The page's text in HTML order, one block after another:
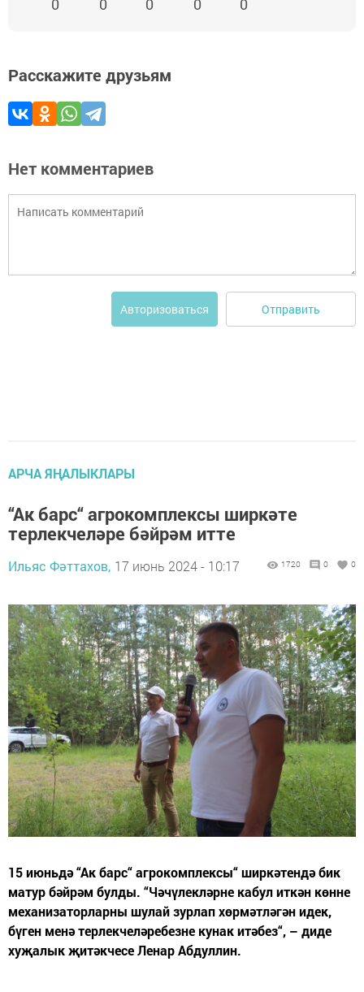
0 0 0 0 0
Расскажите друзьям
Нет комментариев
Авторизоваться Отправить
АРЧА ЯҢАЛЫКЛАРЫ
“Ак барс“ агрокомплексы ширкәте
терлекчеләре бәйрәм итте
Ильяс Фәттахов, 17 июнь 2024 - 10:17 1720 0 0
15 июньдә “Ак барс“ агрокомплексы“ ширкәтендә бик
матур бәйрәм булды. “Чәчүлекләрне кабул иткән көнне
механизаторларны шулай зурлап хөрмәтләгән идек,
бүген менә терлекчеләребезне кунак итәбез“, – диде
хуҗалык җитәкчесе Ленар Абдуллин.